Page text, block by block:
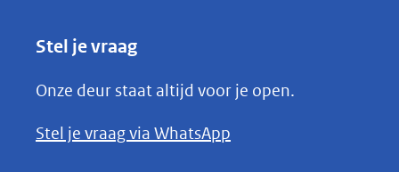
Stel je vraag
Onze deur staat altijd voor je open.
Stel je vraag via WhatsApp